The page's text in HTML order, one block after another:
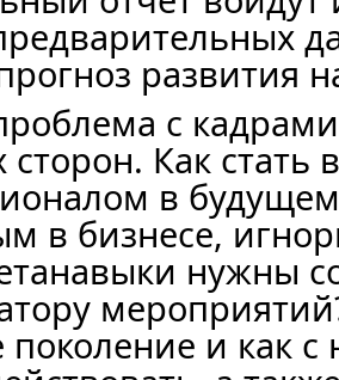
развития
с
сторон. Как стать
в
в бизнесе,
нужны
поколение и как